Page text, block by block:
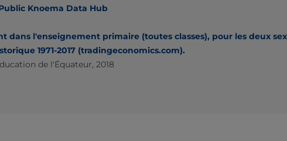
Knoema Data Hub
dans l'enseignement primaire (toutes classes), pour les deux
1971-2017 (tradingeconomics.com).
de l'Équateur, 2018